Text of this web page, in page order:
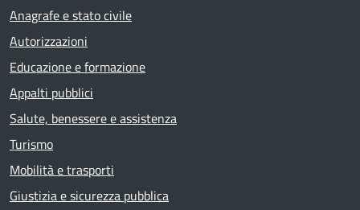
Anagrafe e stato civile
Autorizzazioni
Educazione e formazione
Appalti pubblici
Salute, benessere e assistenza
Turismo
Mobilità e trasporti
Giustizia e sicurezza pubblica